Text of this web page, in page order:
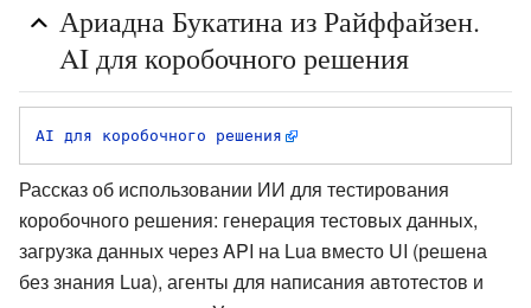
Ариадна Букатина из Райффайзен.
AI для коробочного решения
AI для коробочного решения
Рассказ об использовании ИИ для тестирования
коробочного решения: генерация тестовых данных,
загрузка данных через API на Lua вместо UI (решена
без знания Lua), агенты для написания автотестов и